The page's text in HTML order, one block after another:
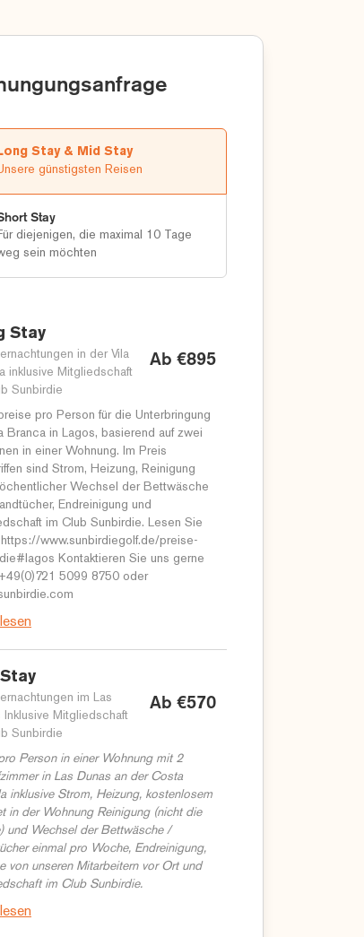
Long Stay & Mid Stay
günstigsten Reisen
Stay
diejenigen, die maximal 10 Tage
sein möchten
Stay
in der Vila
inklusive Mitgliedschaft
Sunbirdie
Ab €895
pro Person für die Unterbringung
Branca in Lagos, basierend auf zwei
in einer Wohnung. Im Preis
sind Strom, Heizung, Reinigung
Wechsel der Bettwäsche
Endreinigung und
im Club Sunbirdie. Lesen Sie
www.sunbirdiegolf.de/preise-
Kontaktieren Sie uns gerne
5099 8750 oder
im Las
Inklusive Mitgliedschaft
Sunbirdie
Ab €570
Person in einer Wohnung mit 2
in Las Dunas an der Costa
inklusive Strom, Heizung, kostenlosem
in der Wohnung Reinigung (nicht die
und Wechsel der Bettwäsche /
einmal pro Woche, Endreinigung,
von unseren Mitarbeitern vor Ort und
im Club Sunbirdie.